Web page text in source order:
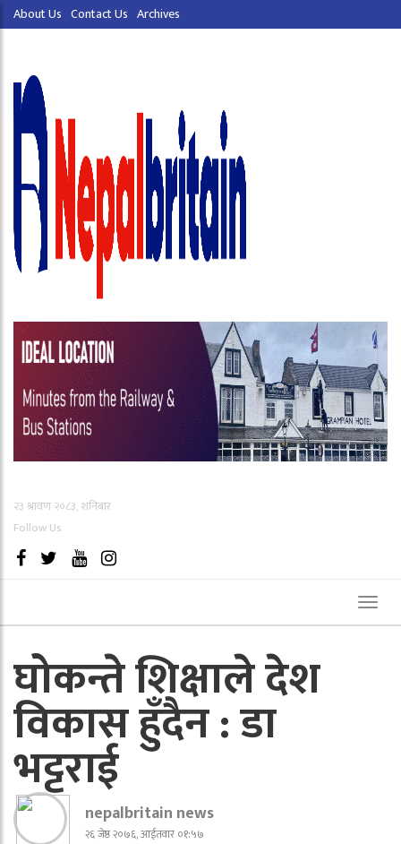
About Us Contact Us Archives
२३ श्रावण २०८३, शनिबार
Follow Us
घोकन्ते शिक्षाले देश
विकास हुँदैन : डा
भट्टराई
nepalbritain news
२६ जेष्ठ २०७६, आईतवार ०१:५७